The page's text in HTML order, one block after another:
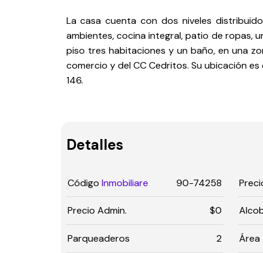
La casa cuenta con dos niveles
ambientes, cocina integral, patio de ropas,
piso tres habitaciones y un baño, en una
comercio y del CC Cedritos. Su ubicación
146.
Detalles
CódigoInmobiliare 90-74258
Precio Admin. $0
Parqueaderos 2 Área